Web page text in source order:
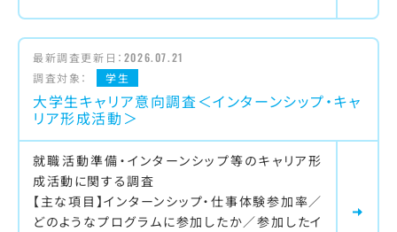
最新調査更新日： 2026.07.21
調査対象：
学生
大学生キャリア意向調査＜インターンシップ・キャ
リア形成活動＞
就職活動準備・インターンシップ等のキャリア形
成活動に関する調査
【主な項目】インターンシップ・仕事体験参加率／
どのようなプログラムに参加したか／参加したイ